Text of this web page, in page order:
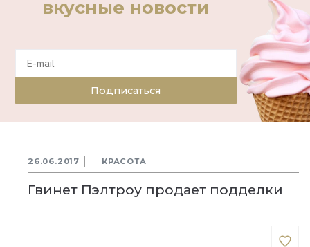
вкусные новости
Подписаться
26.06.2017 КРАСОТА
Гвинет Пэлтроу продает подделки